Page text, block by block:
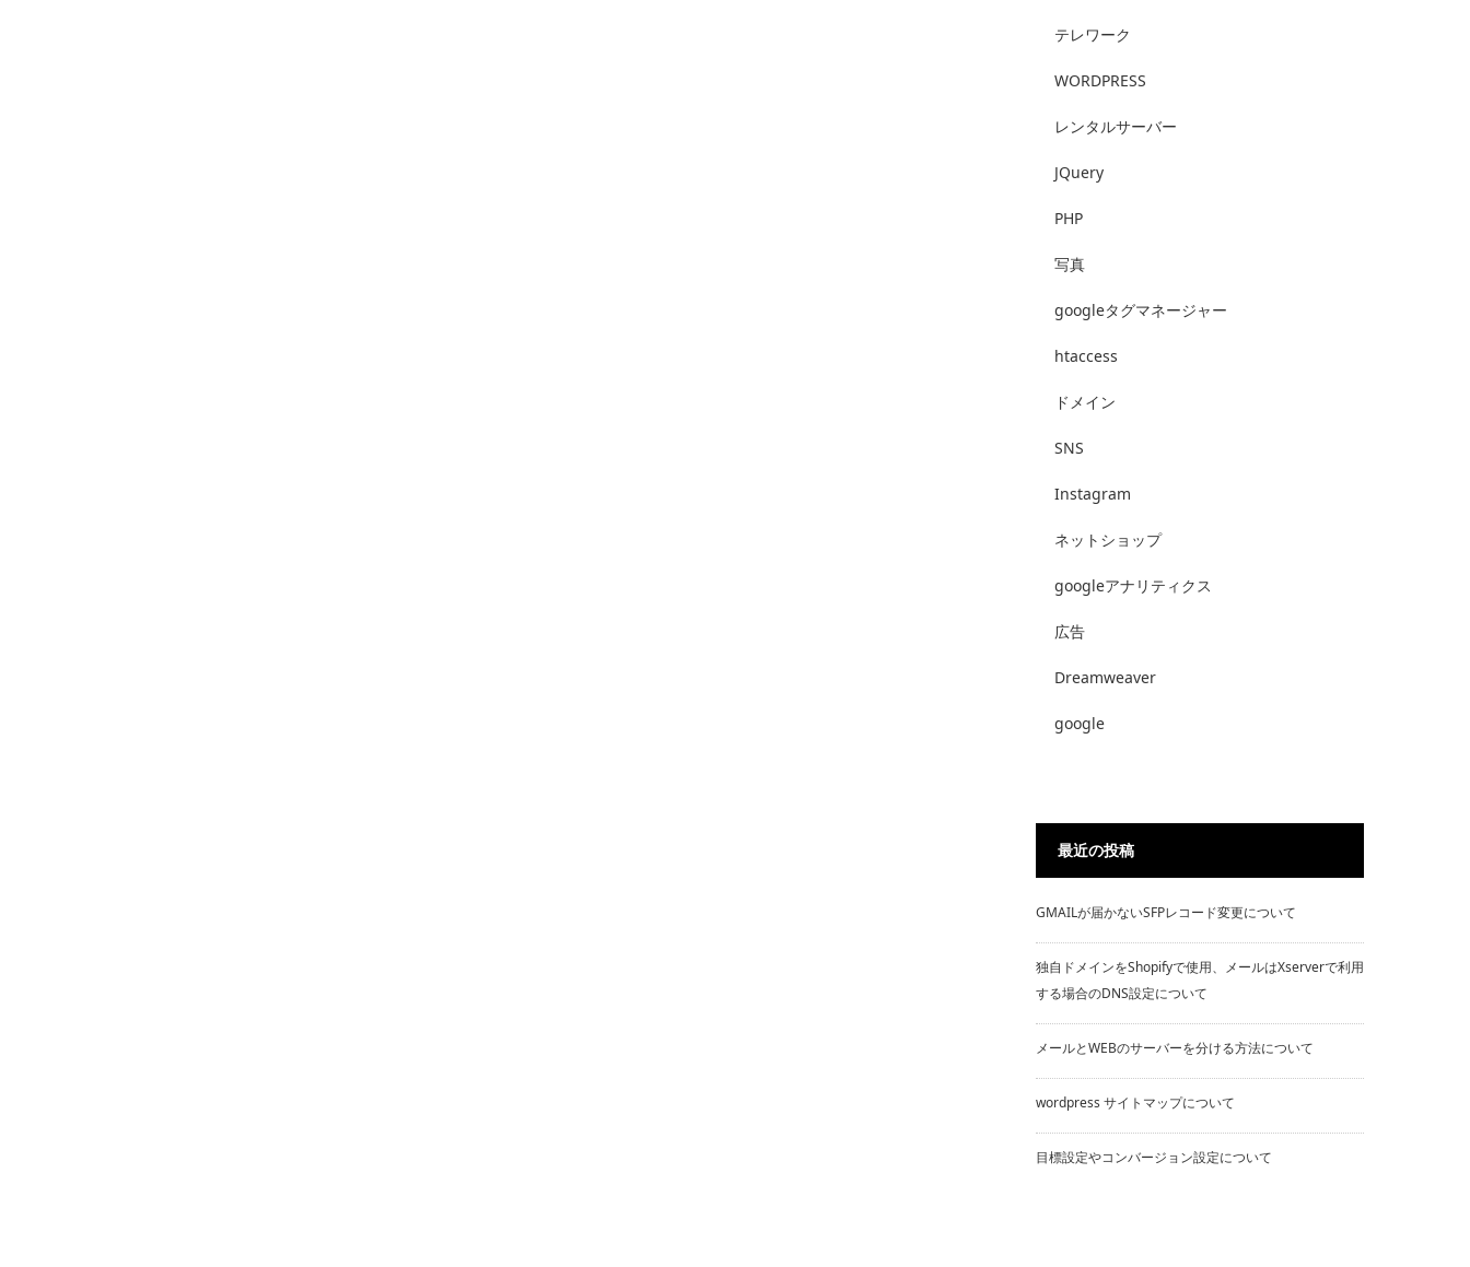
テレワーク
WORDPRESS
レンタルサーバー
JQuery
PHP
写真
googleタグマネージャー
htaccess
ドメイン
SNS
Instagram
ネットショップ
googleアナリティクス
広告
Dreamweaver
google
最近の投稿
GMAILが届かないSFPレコード変更について
独自ドメインをShopifyで使用、メールはXserverで利用
する場合のDNS設定について
メールとWEBのサーバーを分ける方法について
wordpress サイトマップについて
目標設定やコンバージョン設定について